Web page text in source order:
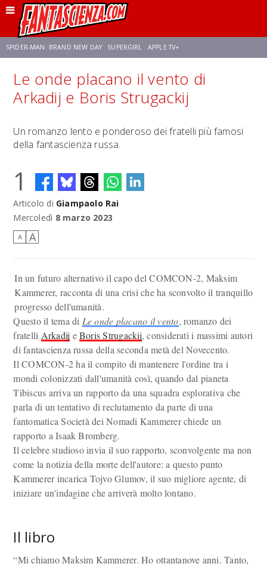
SPIDER-MAN: BRAND NEW DAY SUPERGIRL APPLE TV+
FRANCO RICCIARDIELLO ZENDAYA STAR TREK AVENGERS: DOOMSDAY
Le onde placano il vento di
Arkadij e Boris Strugackij
Un romanzo lento e ponderoso dei fratelli più famosi
della fantascienza russa.
1
Articolo di Giampaolo Rai
Mercoledì 8 marzo 2023
A A
In un futuro alternativo il capo del COMCON-2, Maksim
Kammerer, racconta di una crisi che ha sconvolto il tranquillo
progresso dell'umanità.
Questo il tema di Le onde placano il vento, romanzo dei
fratelli Arkadij eBoris Strugackij, considerati i massimi autori
di fantascienza russa della seconda metà del Novecento.
Il COMCON-2 ha il compito di mantenere l'ordine tra i
mondi colonizzati dall'umanità così, quando dal pianeta
Tibiscus arriva un rapporto da una squadra esplorativa che
parla di un tentativo di reclutamento da parte di una
fantomatica Società dei Nomadi Kammerer chiede un
rapporto a Isaak Bromberg.
Il celebre studioso invia il suo rapporto, sconvolgente ma non
come la notizia della morte dell'autore: a questo punto
Kammerer incarica Tojvo Glumov, il suo migliore agente, di
iniziare un'indagine che arriverà molto lontano.
Il libro
“Mi chiamo Maksim Kammerer. Ho ottantanove anni. Tanto,